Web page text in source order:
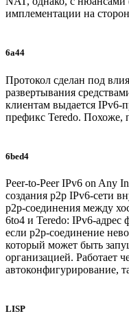
имплементации на
6a44
Протокол сделан под
развертывания
клиентам выдается IPv6-
префикс Teredo. Похоже,
6bed4
Peer-to-Peer IPv6 on Any
создания p2p IPv6-сети
p2p-соединения между
6to4 и Teredo: IPv6-адрес
если p2p-соединение
который может быть
организацией. Работает
автоконфигурирование,
LISP